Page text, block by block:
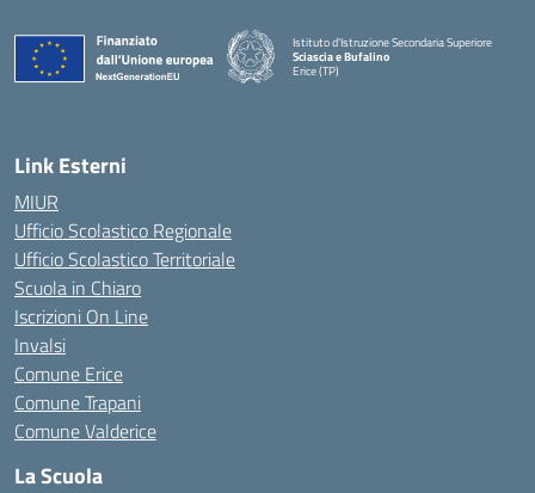
Istituto d'Istruzione Secondaria Superiore
Sciascia e Bufalino
Erice (TP)
Link Esterni
MIUR
Ufficio Scolastico Regionale
Ufficio Scolastico Territoriale
Scuola in Chiaro
Iscrizioni On Line
Invalsi
Comune Erice
Comune Trapani
Comune Valderice
La Scuola